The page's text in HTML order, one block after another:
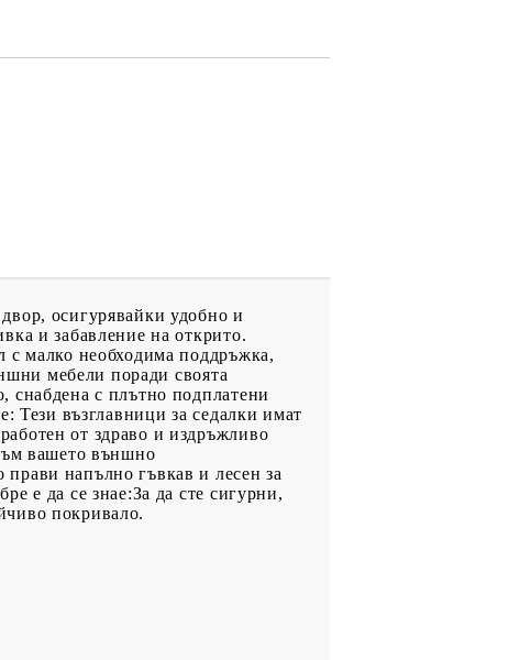
осигурявайки удобно и
и забавление на открито.
с малко необходима поддръжка,
мебели поради своята
снабдена с плътно подплатени
Тези възглавници за седалки имат
от здраво и издръжливо
вашето външно
напълно гъвкав и лесен за
е да се знае:За да сте сигурни,
покривало.